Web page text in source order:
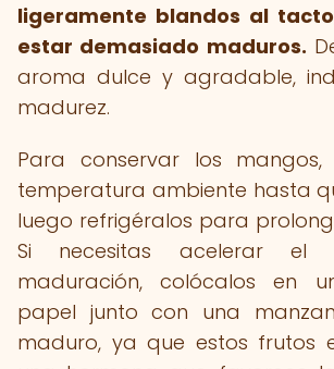
ligeramente blandos al
estar demasiado maduros.
aroma dulce y agradable,
madurez.
Para conservar los
temperatura ambiente hasta
luego refrigéralos para
Si necesitas acelerar el
maduración, colócalos en
papel junto con una
maduro, ya que estos frutos